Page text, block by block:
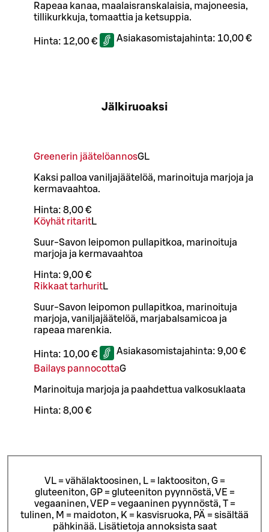
Rapeaa kanaa, maalaisranskalaisia, majoneesia,
tillikurkkuja, tomaattia ja ketsuppia.
Hinta: 12,00 € Asiakasomistajahinta: 10,00 €
Jälkiruoaksi
Greenerin jäätelöannosGL
Kaksi palloa vaniljajäätelöä, marinoituja marjoja ja
kermavaahtoa.
Hinta: 8,00 €
Köyhät ritaritL
Suur-Savon leipomon pullapitkoa, marinoituja
marjoja ja kermavaahtoa
Hinta: 9,00 €
Rikkaat tarhuritL
Suur-Savon leipomon pullapitkoa, marinoituja
marjoja, vaniljajäätelöä, marjabalsamicoa ja
rapeaa marenkia.
Hinta: 10,00 € Asiakasomistajahinta: 9,00 €
Bailays pannocottaG
Marinoituja marjoja ja paahdettua valkosuklaata
Hinta: 8,00 €
VL = vähälaktoosinen, L = laktoositon, G =
gluteeniton, GP = gluteeniton pyynnöstä, VE =
vegaaninen, VEP = vegaaninen pyynnöstä, T =
tulinen, M = maidoton, K = kasvisruoka, PÄ = sisältää
pähkinää. Lisätietoja annoksista saat